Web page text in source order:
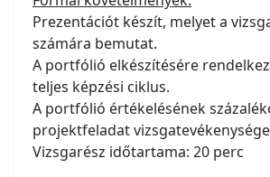
Prezentációt készít, melyet a
számára bemutat.
A portfólió elkészítésére
teljes képzési ciklus.
A portfólió értékelésének
projektfeladat
Vizsgarész időtartama: 20 perc